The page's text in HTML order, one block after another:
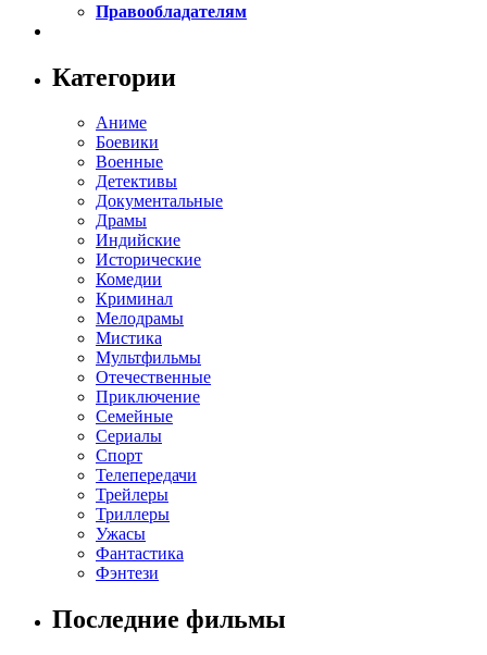
Правообладателям
Категории
Аниме
Боевики
Военные
Детективы
Документальные
Драмы
Индийские
Исторические
Комедии
Криминал
Мелодрамы
Мистика
Мультфильмы
Отечественные
Приключение
Семейные
Сериалы
Спорт
Телепередачи
Трейлеры
Триллеры
Ужасы
Фантастика
Фэнтези
Последние фильмы